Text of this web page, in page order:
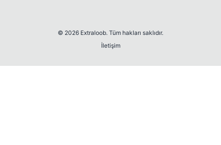
© 2026 Extraloob. Tüm hakları saklıdır.
İletişim